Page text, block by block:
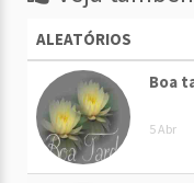
ALEATÓRIOS
Boa
5 Abr